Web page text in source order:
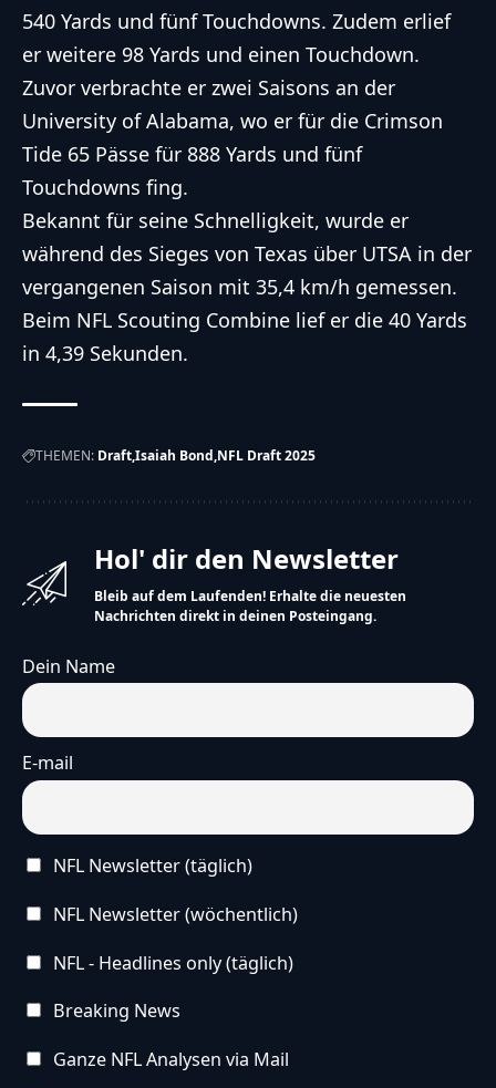
540 Yards und fünf Touchdowns. Zudem erlief
er weitere 98 Yards und einen Touchdown.
Zuvor verbrachte er zwei Saisons an der
University of Alabama, wo er für die Crimson
Tide 65 Pässe für 888 Yards und fünf
Touchdowns fing.
Bekannt für seine Schnelligkeit, wurde er
während des Sieges von Texas über UTSA in der
vergangenen Saison mit 35,4 km/h gemessen.
Beim NFL Scouting Combine lief er die 40 Yards
in 4,39 Sekunden.
THEMEN: DraftIsaiah Bond NFL Draft 2025
Hol' dir den Newsletter
Bleib auf dem Laufenden! Erhalte die neuesten
Nachrichten direkt in deinen Posteingang.
Dein Name
E-mail
NFL Newsletter (täglich)
NFL Newsletter (wöchentlich)
NFL - Headlines only (täglich)
Breaking News
Ganze NFL Analysen via Mail